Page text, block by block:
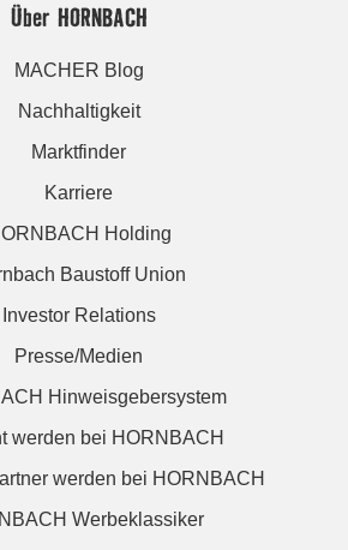
Über HORNBACH
MACHER Blog
Nachhaltigkeit
Marktfinder
Karriere
Holding
Baustoff Union
Investor Relations
Presse/Medien
Hinweisgebersystem
werden bei HORNBACH
werden bei HORNBACH
Werbeklassiker